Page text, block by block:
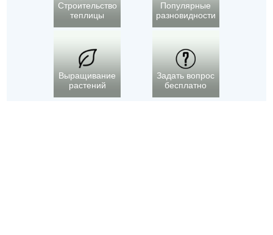
Строительство
теплицы
Популярные
разновидности
Выращивание
растений
Задать вопрос
бесплатно